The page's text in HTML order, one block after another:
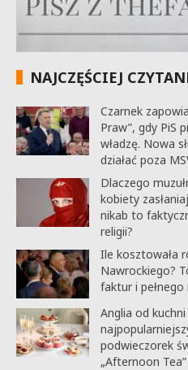
NAJCZĘŚCIEJ
Czarnek
Praw”, gdy PiS
władzę. Nowa
działać poza
Dlaczego
kobiety
nikab to
religii?
Ile kosztowała
Nawrockiego?
faktur i pełnego
Anglia od kuchni
podwieczorek
„Afternoon Tea”